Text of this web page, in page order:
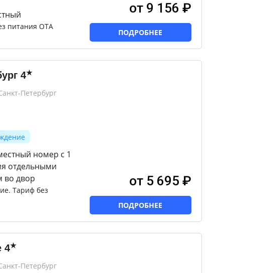
питания ОТА
от 9 156 ₽
ПОДРОБНЕЕ
4★
Петербург
номер с 1
отдельными
во двор
Тариф без
от 5 695 ₽
ПОДРОБНЕЕ
4★
Петербург